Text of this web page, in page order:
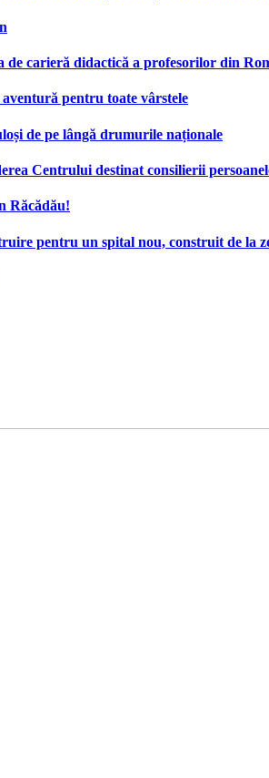
de carieră didactică a profesorilor din
pentru toate vârstele
de pe lângă drumurile naționale
Centrului destinat consilierii
Răcădău!
pentru un spital nou, construit de la